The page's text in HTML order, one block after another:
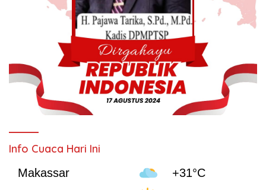
Info Cuaca Hari Ini
Makassar
+31°C